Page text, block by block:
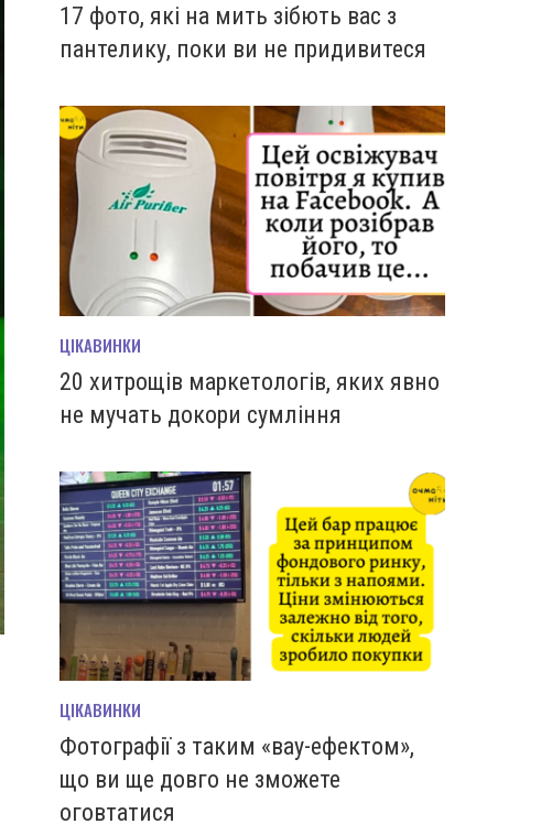
17 фото, які на мить зiбють вас з
пантелику, поки ви не придивитеся
ЦІКАВИНКИ
20 хитрощів маркетологів, яких явно
не мучать докори сумління
ЦІКАВИНКИ
Фотографії з таким «вау-ефектом»,
що ви ще довго не зможете
оговтатися